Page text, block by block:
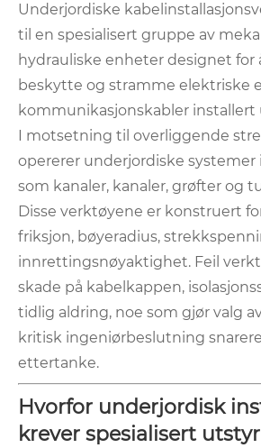
Underjordiske
til en spesialisert gruppe av
hydrauliske enheter designet for
beskytte og stramme elektriske
kommunikasjonskabler installert
I motsetning til overliggende
opererer underjordiske systemer
som kanaler, kanaler, grøfter og
Disse verktøyene er konstruert
friksjon, bøyeradius,
innrettingsnøyaktighet. Feil
skade på kabelkappen,
tidlig aldring, noe som gjør valg
kritisk ingeniørbeslutning
ettertanke.
Hvorfor underjordisk
krever spesialisert utstyr